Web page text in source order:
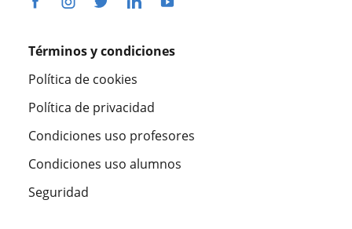
Términos y condiciones
Política de cookies
Política de privacidad
Condiciones uso profesores
Condiciones uso alumnos
Seguridad